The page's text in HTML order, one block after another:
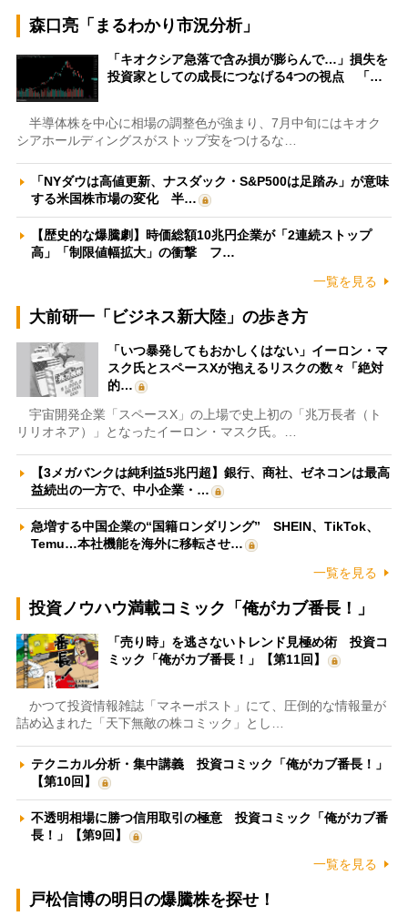
森口亮「まるわかり市況分析」
「キオクシア急落で含み損が膨らんで…」損失を
投資家としての成長につなげる4つの視点 「…
半導体株を中心に相場の調整色が強まり、7月中旬にはキオク
シアホールディングスがストップ安をつけるな…
「NYダウは高値更新、ナスダック・S&P500は足踏み」が意味
する米国株市場の変化 半…
【歴史的な爆騰劇】時価総額10兆円企業が「2連続ストップ
高」「制限値幅拡大」の衝撃 フ…
一覧を見る
大前研一「ビジネス新大陸」の歩き方
「いつ暴発してもおかしくはない」イーロン・マ
スク氏とスペースXが抱えるリスクの数々「絶対
的…
宇宙開発企業「スペースX」の上場で史上初の「兆万長者（ト
リリオネア）」となったイーロン・マスク氏。…
【3メガバンクは純利益5兆円超】銀行、商社、ゼネコンは最高
益続出の一方で、中小企業・…
急増する中国企業の“国籍ロンダリング” SHEIN、TikTok、
Temu…本社機能を海外に移転させ…
一覧を見る
投資ノウハウ満載コミック「俺がカブ番長！」
「売り時」を逃さないトレンド見極め術 投資コ
ミック「俺がカブ番長！」【第11回】
かつて投資情報雑誌「マネーポスト」にて、圧倒的な情報量が
詰め込まれた「天下無敵の株コミック」とし…
テクニカル分析・集中講義 投資コミック「俺がカブ番長！」
【第10回】
不透明相場に勝つ信用取引の極意 投資コミック「俺がカブ番
長！」【第9回】
一覧を見る
戸松信博の明日の爆騰株を探せ！